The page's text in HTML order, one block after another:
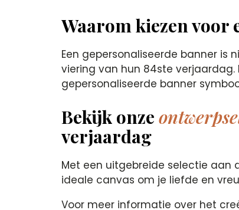
Waarom kiezen voor
Een gepersonaliseerde banner
viering van hun 84ste
gepersonaliseerde banner
Bekijk onze
verjaardag
Met een uitgebreide selectie aan
ideale canvas om je liefde en
Voor meer informatie over het